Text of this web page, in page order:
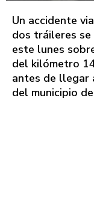
Un accidente
dos tráileres
este lunes
del kilómetro
antes de llegar
del municipio